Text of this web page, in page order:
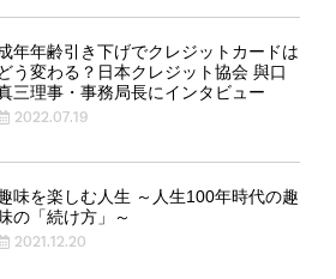
年年齢引き下げでクレジットカードは
どう変わる？日本クレジット協会 與口
三理事・事務局長にインタビュー
2022.07.19
味を楽しむ人生 ～人生100年時代の趣
の「続け方」～
2021.12.20